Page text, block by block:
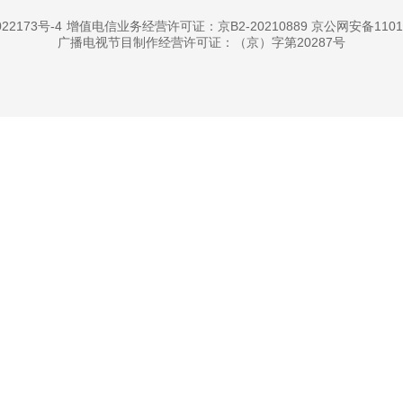
号-4 增值电信业务经营许可证：京B2-20210889 京公网安备
广播电视节目制作经营许可证：（京）字第20287号